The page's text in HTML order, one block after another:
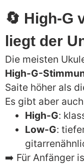
🔄 High-G
liegt der
Die meisten
High-G-
Saite höher als
Es gibt aber
High-G:
Low-G:
➡️ Für Anfänger